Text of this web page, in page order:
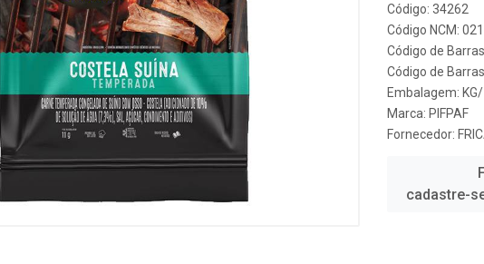
Código: 34262
Código NCM:
Código de
Código de
Embalagem: KG/
Marca: PIFPAF
Fornecedor:
cadastre-